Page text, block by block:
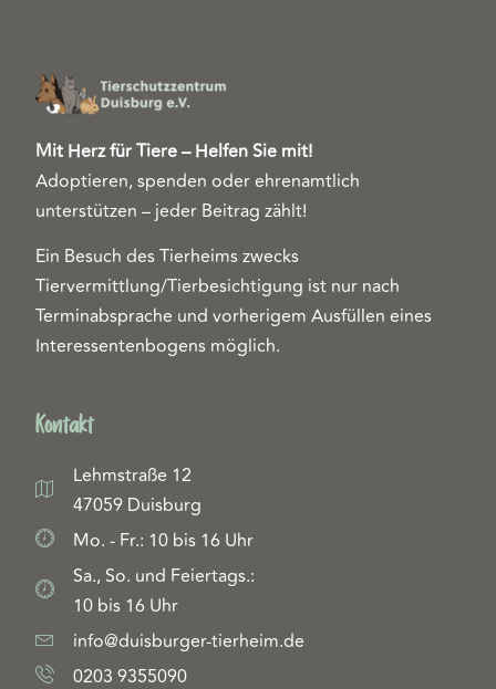
Mit Herz für Tiere – Helfen Sie mit!
Adoptieren, spenden oder ehrenamtlich
unterstützen – jeder Beitrag zählt!
Ein Besuch des Tierheims zwecks
Tiervermittlung/Tierbesichtigung ist nur nach
Terminabsprache und vorherigem Ausfüllen eines
Interessentenbogens möglich.
Kontakt
Lehmstraße 12
47059 Duisburg
Mo. - Fr.: 10 bis 16 Uhr
Sa., So. und Feiertags.:
10 bis 16 Uhr
info@duisburger-tierheim.de
0203 9355090